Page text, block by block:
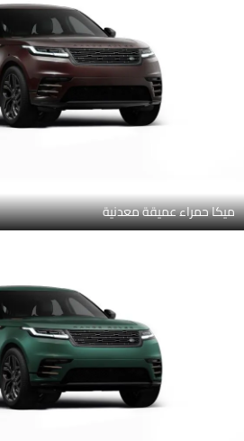
ميكا حمراء عميقة معدنية